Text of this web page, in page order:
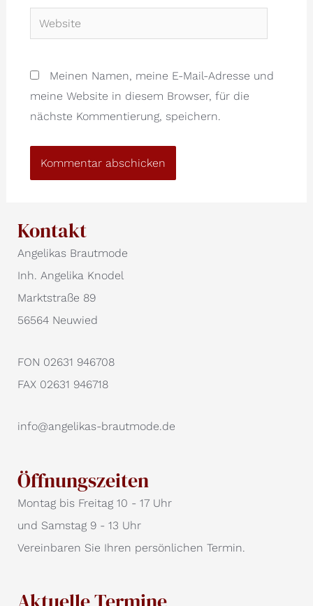
Website
Meinen Namen, meine E-Mail-Adresse und
meine Website in diesem Browser, für die
nächste Kommentierung, speichern.
Kontakt
Angelikas Brautmode
Inh. Angelika Knodel
Marktstraße 89
56564 Neuwied
FON 02631 946708
FAX 02631 946718
info@angelikas-brautmode.de
Öffnungszeiten
Montag bis Freitag 10 - 17 Uhr
und Samstag 9 - 13 Uhr
Vereinbaren Sie Ihren persönlichen Termin.